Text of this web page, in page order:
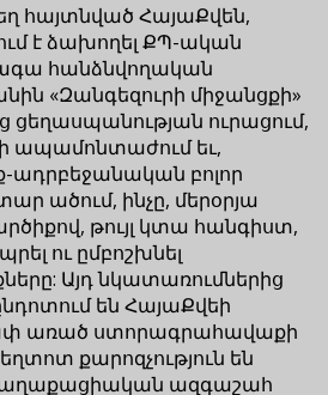
հայտնված ՀայաՔվեն,
է ձախողել ՔՊ-ական
հանձնվողական
«Զանգեզուրի միջանցքի»
ցեղասպանության ուրացում,
ապամոնտաժում եւ,
ադրբեջանական բոլոր
ածում, ինչը, մերօրյա
թույլ կտա հանգիստ,
ու ըմբոշխնել
Այդ նկատառումներից
են ՀայաՔվեի
առած ստորագրահավաքի
քարոզչություն են
ազգաշահ